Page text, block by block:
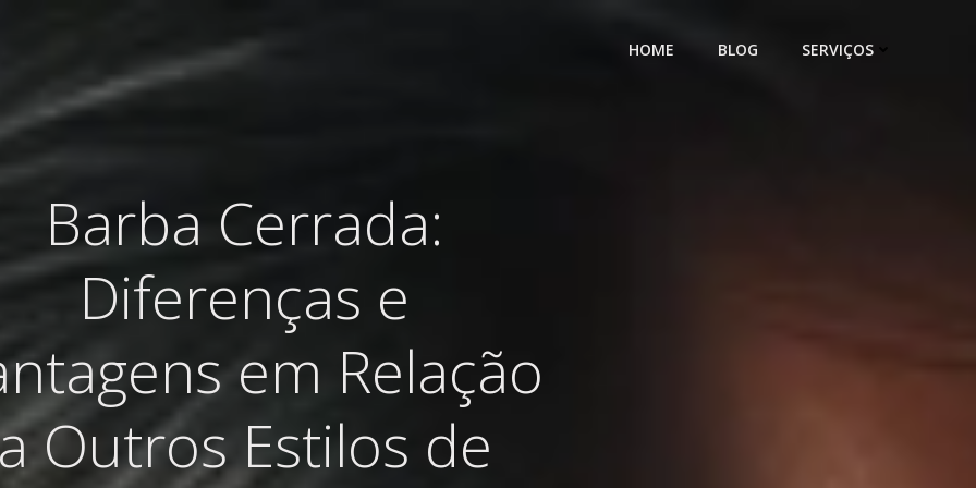
HOME BLOG SERVIÇOS
Barba Cerrada:
Diferenças e
em Relação
Outros Estilos de